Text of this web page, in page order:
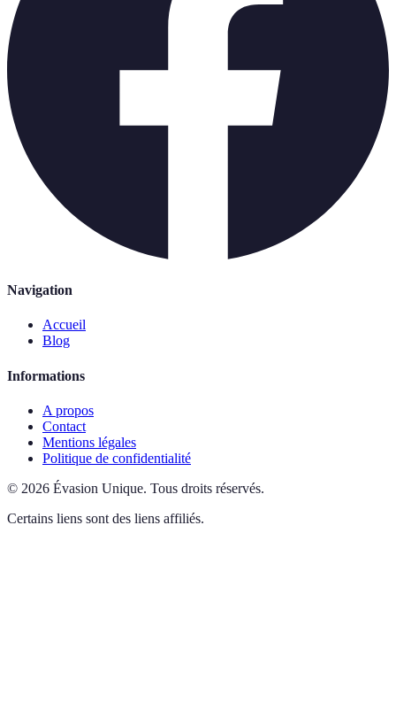
Navigation
Accueil
Blog
Informations
A propos
Contact
Mentions légales
Politique de confidentialité
© 2026 Évasion Unique. Tous droits réservés.
Certains liens sont des liens affiliés.